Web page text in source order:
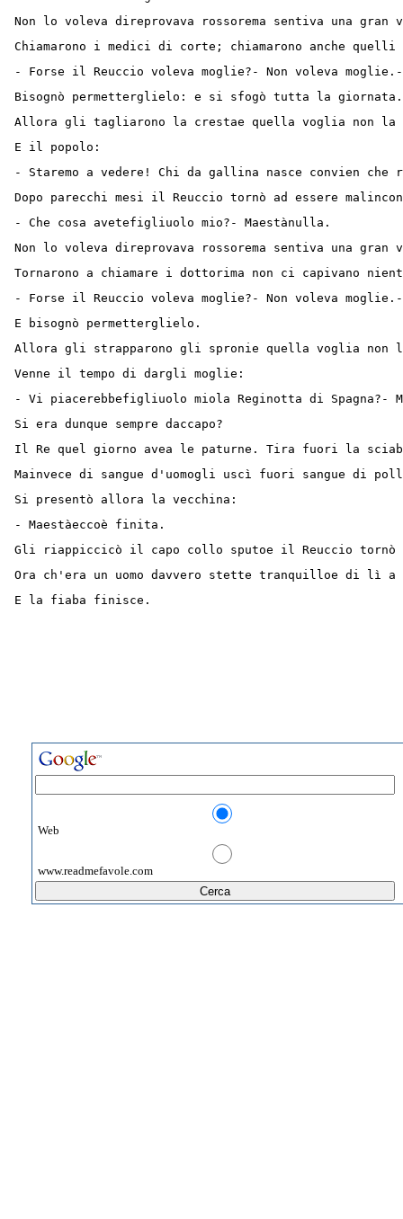
Non lo voleva direprovava rossorema sentiva una
Chiamarono i medici di corte; chiamarono anche
- Forse il Reuccio voleva moglie?- Non voleva
Bisognò permetterglielo: e si sfogò tutta la giornata.
Allora gli tagliarono la crestae quella voglia non la
E il popolo:
- Staremo a vedere! Chi da gallina nasce convien che
Dopo parecchi mesi il Reuccio tornò ad essere
- Che cosa avetefigliuolo mio?- Maestànulla.
Non lo voleva direprovava rossorema sentiva una
Tornarono a chiamare i dottorima non ci capivano
- Forse il Reuccio voleva moglie?- Non voleva
E bisognò permetterglielo.
Allora gli strapparono gli spronie quella voglia non
Venne il tempo di dargli moglie:
- Vi piacerebbefigliuolo miola Reginotta di Spagna?-
Si era dunque sempre daccapo?
Il Re quel giorno avea le paturne. Tira fuori la
Mainvece di sangue d'uomogli uscì fuori sangue di
Si presentò allora la vecchina:
- Maestàeccoè finita.
Gli riappiccicò il capo collo sputoe il Reuccio tornò
Ora ch'era un uomo davvero stette tranquilloe di lì a
E la fiaba finisce.
Web
www.readmefavole.com